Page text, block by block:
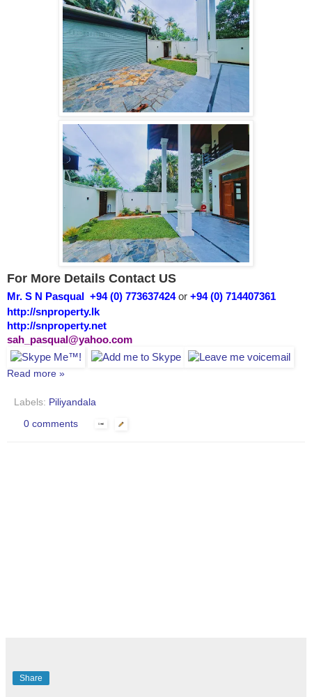
For More Details Contact US
Mr. S N Pasqual +94 (0) 773637424or +94 (0) 714407361
http://snproperty.lk
http://snproperty.net
sah_pasqual@yahoo.com
Read more »
Labels: Piliyandala
0 comments
Share